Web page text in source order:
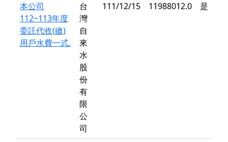
本公司
112~113年度
委託代收(繳)
用戶水費一式.
台
灣
自
來
水
股
份
有
限
公
司
111/12/15 11988012.0 是